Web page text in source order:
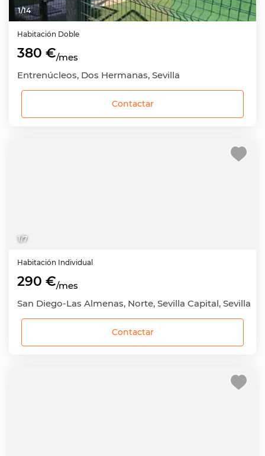
1/14
Habitación Doble
380 €/mes
Entrenúcleos, Dos Hermanas, Sevilla
Contactar
1/7
Habitación Individual
290 €/mes
San Diego-Las Almenas, Norte, Sevilla Capital, Sevilla
Contactar